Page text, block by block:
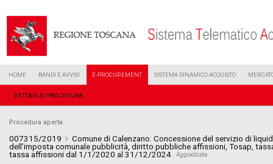
HOME BANDI E AVVISI E-PROCUREMENT SISTEMA DINAMICO ACQUISTO
DETTAGLIO PROCEDURA
Procedura aperta
007315/2019
Comune di Calenzano: Concessione del servizio di
dell’imposta comunale pubblicità, diritto pubbliche affissioni, Tosap,
tassa affissioni dal 1/1/2020 al 31/12/2024
Aggiudicata